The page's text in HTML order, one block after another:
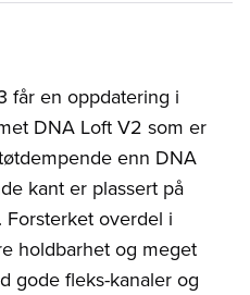
får en oppdatering i
DNA Loft V2 som er
enn DNA
kant er plassert på
Forsterket overdel i
holdbarhet og meget
gode fleks-kanaler og